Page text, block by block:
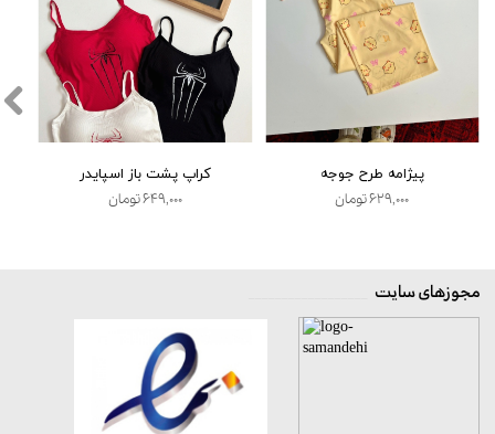
کراپ پشت باز اسپایدر
۶۴۹,۰۰۰ تومان
پیژامه طرح جوجه
۶۲۹,۰۰۰ تومان
مجوزهای سایت